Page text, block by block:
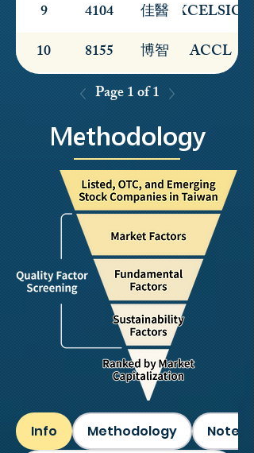
9
4104 佳醫EXCELSIOR
10
8155 博智
ACCL
Page 1 of 1
Methodology
Info Methodology Notes